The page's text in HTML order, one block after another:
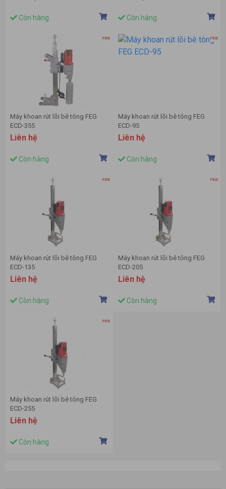
Còn hàng Còn hàng
Máy khoan rút lõi bê tông FEG
ECD-355
Liên hệ
Còn hàng
Máy khoan rút lõi bê tông FEG
ECD-95
Liên hệ
Còn hàng
Máy khoan rút lõi bê tông FEG
ECD-135
Liên hệ
Còn hàng
Máy khoan rút lõi bê tông FEG
ECD-205
Liên hệ
Còn hàng
Máy khoan rút lõi bê tông FEG
ECD-255
Liên hệ
Còn hàng